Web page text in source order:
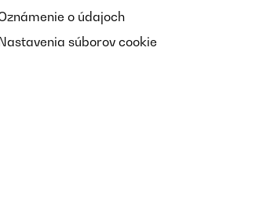
o údajoch
súborov cookie